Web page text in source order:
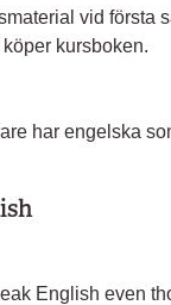
vid första
kursboken.
har engelska
English even